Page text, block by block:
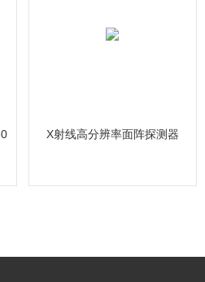
X射线高分辨率面阵探测器